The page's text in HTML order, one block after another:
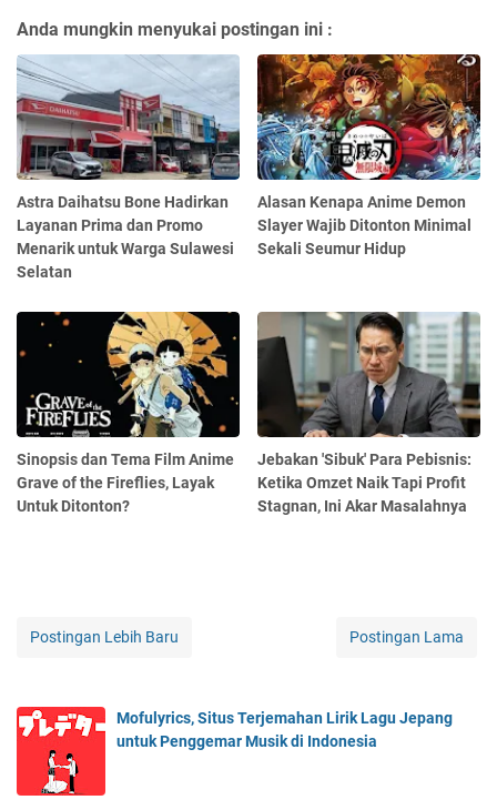
Anda mungkin menyukai postingan ini :
Astra Daihatsu Bone Hadirkan
Layanan Prima dan Promo
Menarik untuk Warga Sulawesi
Selatan
Alasan Kenapa Anime Demon
Slayer Wajib Ditonton Minimal
Sekali Seumur Hidup
Sinopsis dan Tema Film Anime
Grave of the Fireflies, Layak
Untuk Ditonton?
Jebakan 'Sibuk' Para Pebisnis:
Ketika Omzet Naik Tapi Profit
Stagnan, Ini Akar Masalahnya
Postingan Lebih Baru Postingan Lama
Mofulyrics, Situs Terjemahan Lirik Lagu Jepang
untuk Penggemar Musik di Indonesia